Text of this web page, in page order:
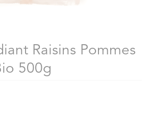
Raisins Pommes
500g